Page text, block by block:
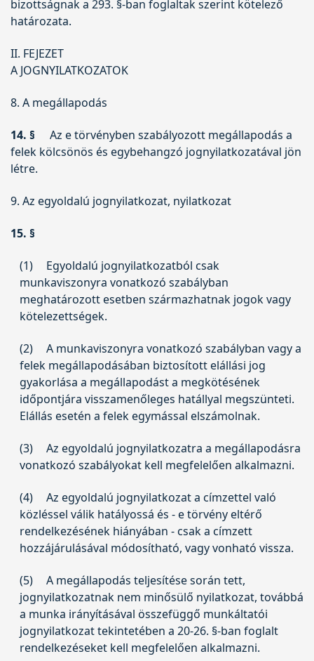
bizottságnak a 293. §-ban foglaltak szerint kötelező
határozata.
II. FEJEZET
A JOGNYILATKOZATOK
8. A megállapodás
14. §
Az e törvényben szabályozott megállapodás a
felek kölcsönös és egybehangzó jognyilatkozatával jön
létre.
9. Az egyoldalú jognyilatkozat, nyilatkozat
15. §
(1)
Egyoldalú jognyilatkozatból csak
munkaviszonyra vonatkozó szabályban
meghatározott esetben származhatnak jogok vagy
kötelezettségek.
(2)
A munkaviszonyra vonatkozó szabályban vagy a
felek megállapodásában biztosított elállási jog
gyakorlása a megállapodást a megkötésének
időpontjára visszamenőleges hatállyal megszünteti.
Elállás esetén a felek egymással elszámolnak.
(3)
Az egyoldalú jognyilatkozatra a megállapodásra
vonatkozó szabályokat kell megfelelően alkalmazni.
(4)
Az egyoldalú jognyilatkozat a címzettel való
közléssel válik hatályossá és - e törvény eltérő
rendelkezésének hiányában - csak a címzett
hozzájárulásával módosítható, vagy vonható vissza.
(5)
A megállapodás teljesítése során tett,
jognyilatkozatnak nem minősülő nyilatkozat, továbbá
a munka irányításával összefüggő munkáltatói
jognyilatkozat tekintetében a 20-26. §-ban foglalt
rendelkezéseket kell megfelelően alkalmazni.